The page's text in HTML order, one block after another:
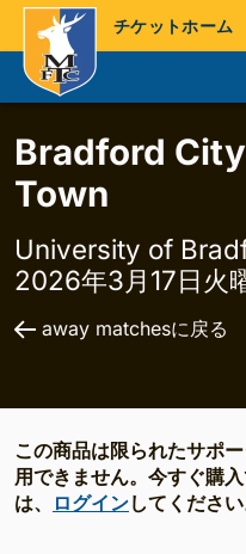
チケットホーム
Bradford
Town
University of
2026年3月17日火
away matchesに戻る
この商品は限られたサポ
用できません。今すぐ購
は、
ログインしてください